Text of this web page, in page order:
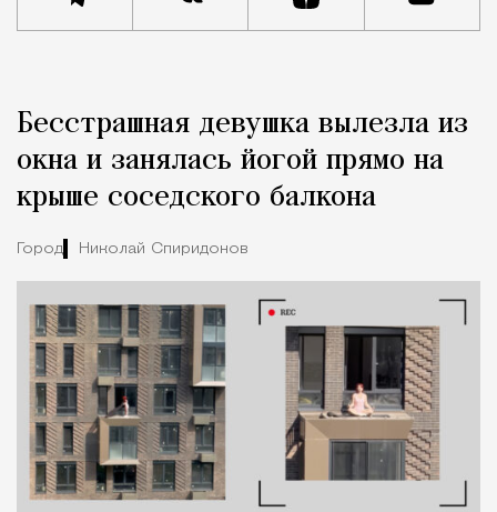
Город
Бесстрашная девушка вылезла из
окна и занялась йогой прямо на
крыше соседского балкона
Город Николай Спиридонов